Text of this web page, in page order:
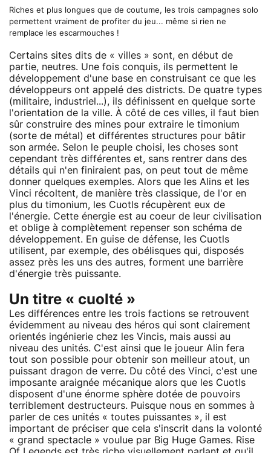
Riches et plus longues que de coutume, les trois campagnes solo
permettent vraiment de profiter du jeu... même si rien ne
remplace les escarmouches !
Certains sites dits de « villes » sont, en début de
partie, neutres. Une fois conquis, ils permettent le
développement d'une base en construisant ce que les
développeurs ont appelé des districts. De quatre types
(militaire, industriel...), ils définissent en quelque sorte
l'orientation de la ville. À côté de ces villes, il faut bien
sûr construire des mines pour extraire le timonium
(sorte de métal) et différentes structures pour bâtir
son armée. Selon le peuple choisi, les choses sont
cependant très différentes et, sans rentrer dans des
détails qui n'en finiraient pas, on peut tout de même
donner quelques exemples. Alors que les Alins et les
Vinci récoltent, de manière très classique, de l'or en
plus du timonium, les Cuotls récupèrent eux de
l'énergie. Cette énergie est au coeur de leur civilisation
et oblige à complètement repenser son schéma de
développement. En guise de défense, les Cuotls
utilisent, par exemple, des obélisques qui, disposés
assez près les uns des autres, forment une barrière
d'énergie très puissante.
Un titre « cuolté »
Les différences entre les trois factions se retrouvent
évidemment au niveau des héros qui sont clairement
orientés ingénierie chez les Vincis, mais aussi au
niveau des unités. C'est ainsi que le joueur Alin fera
tout son possible pour obtenir son meilleur atout, un
puissant dragon de verre. Du côté des Vinci, c'est une
imposante araignée mécanique alors que les Cuotls
disposent d'une énorme sphère dotée de pouvoirs
terriblement destructeurs. Puisque nous en sommes à
parler de ces unités « toutes puissantes », il est
important de préciser que cela s'inscrit dans la volonté
« grand spectacle » voulue par Big Huge Games. Rise